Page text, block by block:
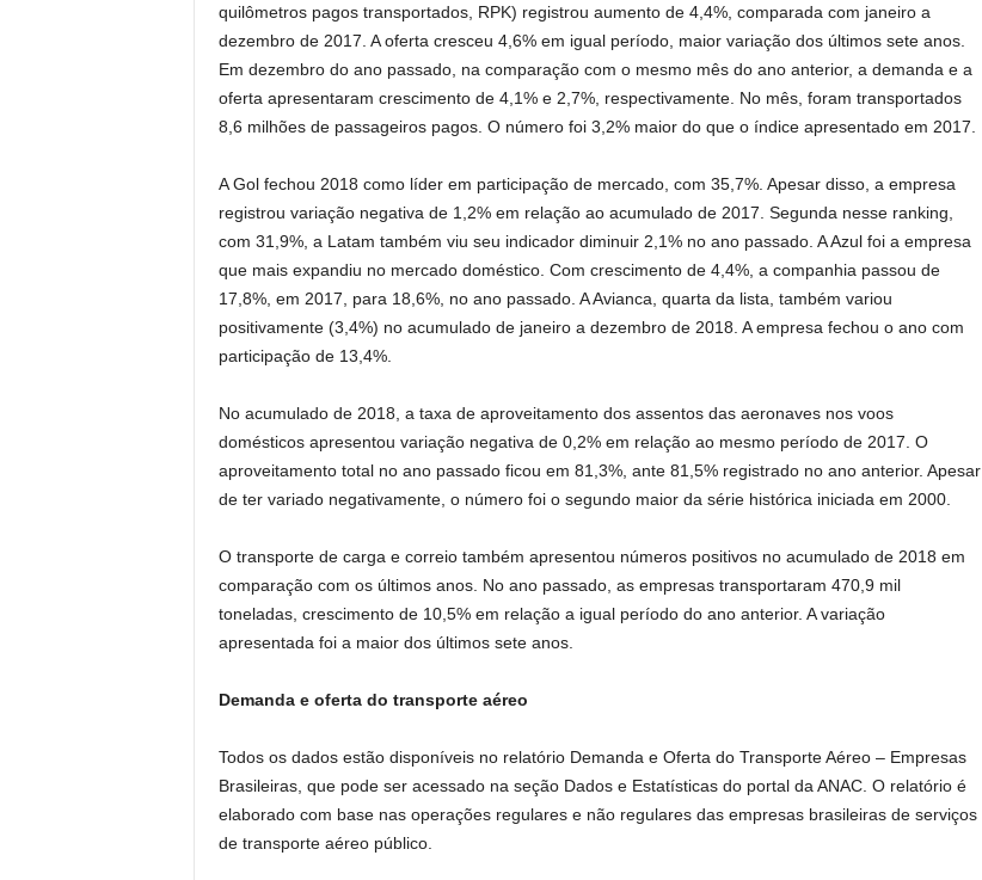
quilômetros pagos transportados, RPK) registrou aumento de 4,4%, comparada com janeiro a
dezembro de 2017. A oferta cresceu 4,6% em igual período, maior variação dos últimos sete anos.
Em dezembro do ano passado, na comparação com o mesmo mês do ano anterior, a demanda e a
oferta apresentaram crescimento de 4,1% e 2,7%, respectivamente. No mês, foram transportados
8,6 milhões de passageiros pagos. O número foi 3,2% maior do que o índice apresentado em 2017.
A Gol fechou 2018 como líder em participação de mercado, com 35,7%. Apesar disso, a empresa
registrou variação negativa de 1,2% em relação ao acumulado de 2017. Segunda nesse ranking,
com 31,9%, a Latam também viu seu indicador diminuir 2,1% no ano passado. A Azul foi a empresa
que mais expandiu no mercado doméstico. Com crescimento de 4,4%, a companhia passou de
17,8%, em 2017, para 18,6%, no ano passado. A Avianca, quarta da lista, também variou
positivamente (3,4%) no acumulado de janeiro a dezembro de 2018. A empresa fechou o ano com
participação de 13,4%.
No acumulado de 2018, a taxa de aproveitamento dos assentos das aeronaves nos voos
domésticos apresentou variação negativa de 0,2% em relação ao mesmo período de 2017. O
aproveitamento total no ano passado ficou em 81,3%, ante 81,5% registrado no ano anterior. Apesar
de ter variado negativamente, o número foi o segundo maior da série histórica iniciada em 2000.
O transporte de carga e correio também apresentou números positivos no acumulado de 2018 em
comparação com os últimos anos. No ano passado, as empresas transportaram 470,9 mil
toneladas, crescimento de 10,5% em relação a igual período do ano anterior. A variação
apresentada foi a maior dos últimos sete anos.
Demanda e oferta do transporte aéreo
Todos os dados estão disponíveis no relatório Demanda e Oferta do Transporte Aéreo – Empresas
Brasileiras, que pode ser acessado na seção Dados e Estatísticas do portal da ANAC. O relatório é
elaborado com base nas operações regulares e não regulares das empresas brasileiras de serviços
de transporte aéreo público.